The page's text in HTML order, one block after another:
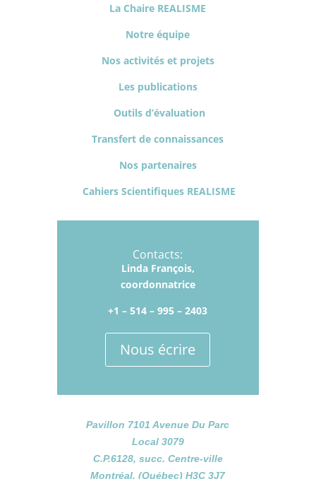
La Chaire REALISME
Notre équipe
Nos activités et projets
Les publications
Outils d’évaluation
Transfert de connaissances
Nos partenaires
Cahiers Scientifiques REALISME
Contacts:
Linda François,
coordonnatrice
+1 – 514­ – 995 – 2403
Nous écrire
Pavillon 7101 Avenue Du Parc
Local 3079
C.P.6128, succ. Centre-ville
Montréal, (Québec) H3C 3J7